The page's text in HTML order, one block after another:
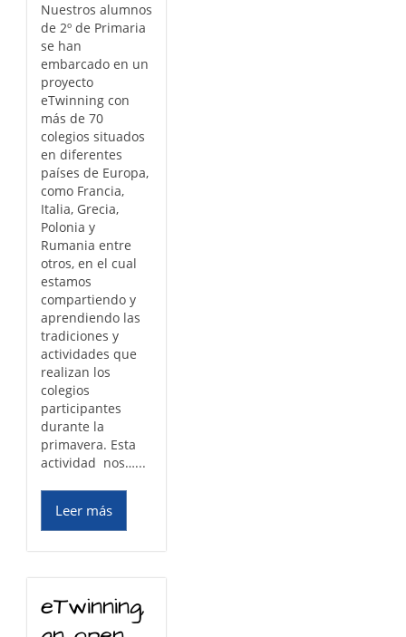
Nuestros alumnos
de 2º de Primaria
se han
embarcado en un
proyecto
eTwinning con
más de 70
colegios situados
en diferentes
países de Europa,
como Francia,
Italia, Grecia,
Polonia y
Rumania entre
otros, en el cual
estamos
compartiendo y
aprendiendo las
tradiciones y
actividades que
realizan los
colegios
participantes
durante la
primavera. Esta
actividad nos…...
Leer más
eTwinning,